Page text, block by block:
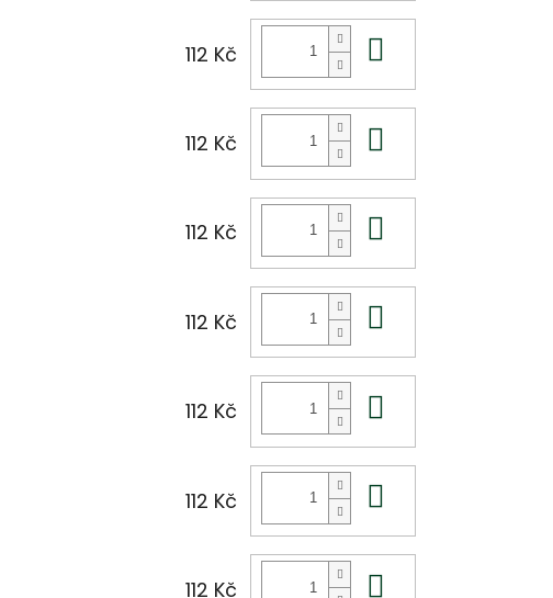
112 Kč
112 Kč
112 Kč
112 Kč
112 Kč
112 Kč
112 Kč